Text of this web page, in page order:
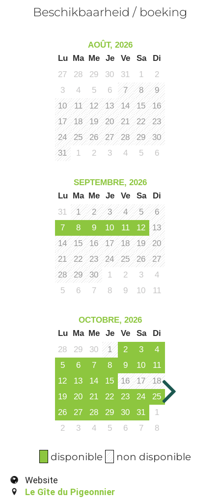
Beschikbaarheid / boeking
AOÛT, 2026
Lu
Ma Me Je Ve Sa
Di
27
28 29 30 31 1
2
3
4 5 6 7 8
9
10
11 12 13 14 15
16
17
18 19 20 21 22
23
24
25 26 27 28 29
30
31
1 2 3 4 5 6
SEPTEMBRE, 2026
Lu
Ma Me Je Ve Sa
Di
31
1 2 3 4 5
6
7
8 9 10 11 12
13
14
15 16 17 18 19
20
21
22 23 24 25 26
27
28
29 30 1 2 3
4
5
6 7 8 9 10 11
OCTOBRE, 2026
Lu
Ma Me Je Ve Sa
Di
28
29 30 1 2 3
4
5
6 7 8 9 10
11
12
13 14 15 16 17
18
19
20 21 22 23 24
25
26
27 28 29 30 31
1
2
3 4 5 6 7 8
disponible non disponible
Website
Le Gîte du Pigeonnier